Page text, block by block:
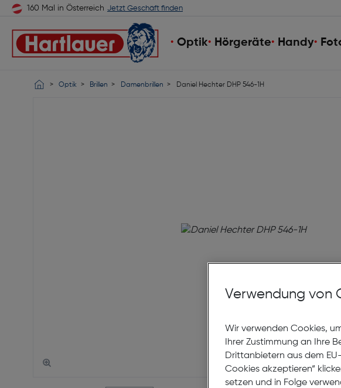
160 Mal in Österreich Jetzt Geschäft finden
Optik Hörgeräte Handy
Optik Brillen Damenbrillen Daniel Hechter DHP 546-1H
Verwendung von
Wir verwenden Cookies,
Ihrer Zustimmung an Ihre
Drittanbietern aus dem
Cookies akzeptieren“
setzen und in Folge